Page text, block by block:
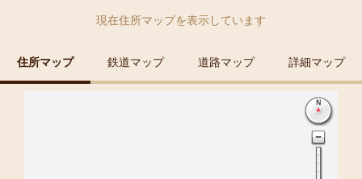
現在住所マップを表示しています
住所マップ 鉄道マップ 道路マップ 詳細マップ